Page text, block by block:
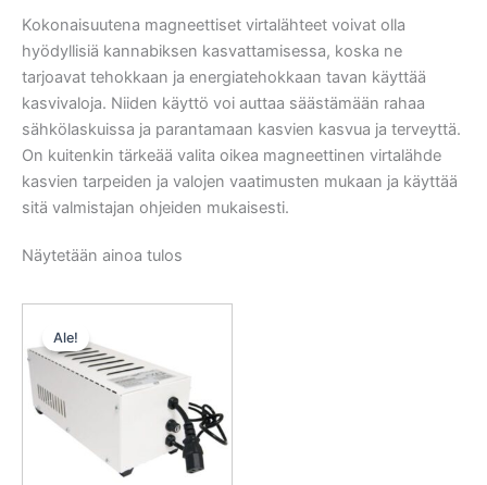
Kokonaisuutena magneettiset virtalähteet voivat olla
hyödyllisiä kannabiksen kasvattamisessa, koska ne
tarjoavat tehokkaan ja energiatehokkaan tavan käyttää
kasvivaloja. Niiden käyttö voi auttaa säästämään rahaa
sähkölaskuissa ja parantamaan kasvien kasvua ja terveyttä.
On kuitenkin tärkeää valita oikea magneettinen virtalähde
kasvien tarpeiden ja valojen vaatimusten mukaan ja käyttää
sitä valmistajan ohjeiden mukaisesti.
Näytetään ainoa tulos
Ale!
oli:
71,00 €.53,25 €.